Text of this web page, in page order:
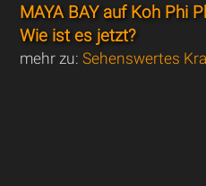
MAYA BAY auf Koh Phi
Wie ist es jetzt?
mehr zu:Sehenswertes